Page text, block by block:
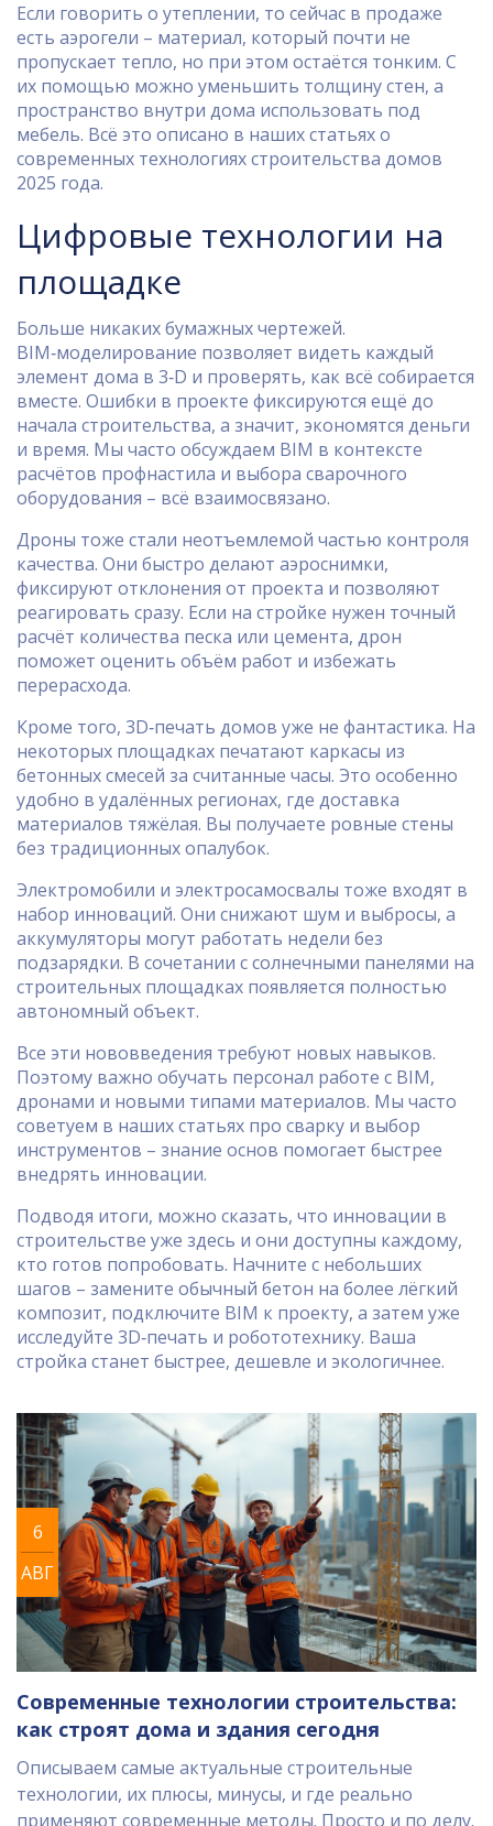
Если говорить о утеплении, то сейчас в продаже
есть аэрогели – материал, который почти не
пропускает тепло, но при этом остаётся тонким. С
их помощью можно уменьшить толщину стен, а
пространство внутри дома использовать под
мебель. Всё это описано в наших статьях о
современных технологиях строительства домов
2025 года.
Цифровые технологии на
площадке
Больше никаких бумажных чертежей.
BIM‑моделирование позволяет видеть каждый
элемент дома в 3‑D и проверять, как всё собирается
вместе. Ошибки в проекте фиксируются ещё до
начала строительства, а значит, экономятся деньги
и время. Мы часто обсуждаем BIM в контексте
расчётов профнастила и выбора сварочного
оборудования – всё взаимосвязано.
Дроны тоже стали неотъемлемой частью контроля
качества. Они быстро делают аэроснимки,
фиксируют отклонения от проекта и позволяют
реагировать сразу. Если на стройке нужен точный
расчёт количества песка или цемента, дрон
поможет оценить объём работ и избежать
перерасхода.
Кроме того, 3D‑печать домов уже не фантастика. На
некоторых площадках печатают каркасы из
бетонных смесей за считанные часы. Это особенно
удобно в удалённых регионах, где доставка
материалов тяжёлая. Вы получаете ровные стены
без традиционных опалубок.
Электромобили и электросамосвалы тоже входят в
набор инноваций. Они снижают шум и выбросы, а
аккумуляторы могут работать недели без
подзарядки. В сочетании с солнечными панелями на
строительных площадках появляется полностью
автономный объект.
Все эти нововведения требуют новых навыков.
Поэтому важно обучать персонал работе с BIM,
дронами и новыми типами материалов. Мы часто
советуем в наших статьях про сварку и выбор
инструментов – знание основ помогает быстрее
внедрять инновации.
Подводя итоги, можно сказать, что инновации в
строительстве уже здесь и они доступны каждому,
кто готов попробовать. Начните с небольших
шагов – замените обычный бетон на более лёгкий
композит, подключите BIM к проекту, а затем уже
исследуйте 3D‑печать и робототехнику. Ваша
стройка станет быстрее, дешевле и экологичнее.
6
АВГ
Современные технологии строительства:
как строят дома и здания сегодня
Описываем самые актуальные строительные
технологии, их плюсы, минусы, и где реально
применяют современные методы. Просто и по делу.